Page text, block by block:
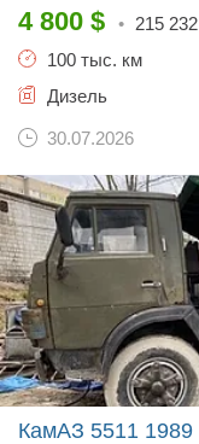
4 800 $ • 215 232
100 тыс. км
Дизель
30.07.2026
КамАЗ 5511 1989